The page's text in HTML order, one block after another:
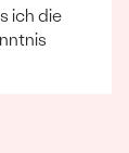
ich die